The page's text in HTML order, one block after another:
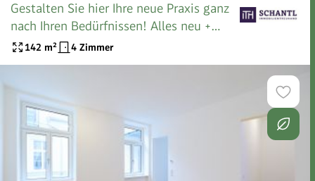
Gestalten Sie hier Ihre neue Praxis ganz
nach Ihren Bedürfnissen! Alles neu +
perfekter Stil + barrierefrei!
142 m² 4 Zimmer